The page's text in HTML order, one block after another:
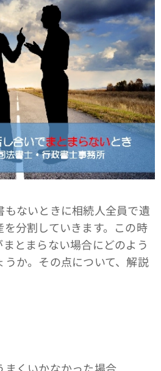
ないときに相続人全員で遺
分割していきます。この時
とまらない場合にどのよう
か。その点について、解説